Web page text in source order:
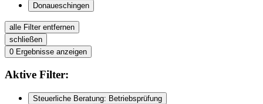
Donaueschingen
alle Filter entfernen
schließen
0 Ergebnisse anzeigen
Aktive Filter:
Steuerliche Beratung: Betriebsprüfung